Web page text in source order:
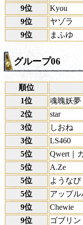
9位
Kyou
9位
ヤゾラ
9位
まふゆ
グループ06
順位
1位
魂魄妖夢
2位
star
3位
しおね
3位
LS460
5位
Qwert｜
5位
A.Ze
5位
ようなぴ
5位
アップル
9位
Chewie
9位
ゴブリ